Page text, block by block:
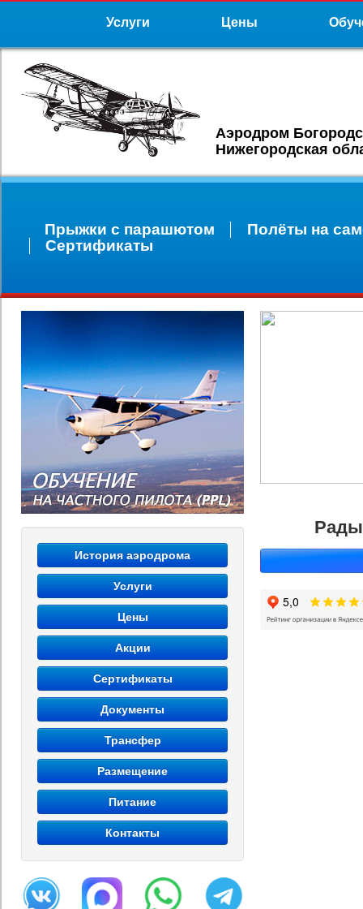
Услуги Цены
Аэродром
Нижегородская
Прыжки с парашютом
Полёты на
Сертификаты
Рады
История аэродрома
Услуги
Цены
Акции
Сертификаты
Документы
Трансфер
Размещение
Питание
Контакты